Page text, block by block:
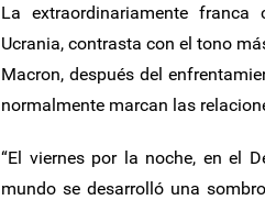
La extraordinariamente
Ucrania, contrasta con el tono
Macron, después del
normalmente marcan las
“El viernes por la noche, en el
mundo se desarrolló una